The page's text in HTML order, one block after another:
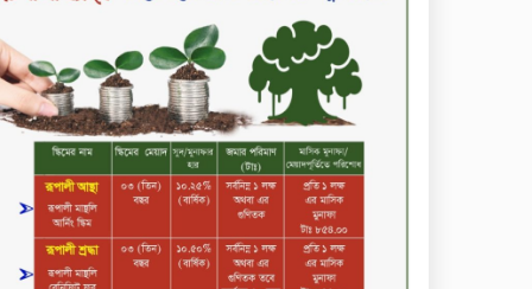
কমিউনিটি ব্যাংক বাংলাদেশ
শিক্ষার্থীদের জন্য দারাজে
এক্সক্লুসিভ ডিসকাউন্ট নিয়ে আসছে
রিয়েলমি সি১০০এক্স
পরিবারের কাছে কিশোরের
কান্নাজড়িত কণ্ঠ শোনিয়ে ১২ লাখ
টাকা মুক্তিপণ দাবি, টাকা না পেয়ে
শ্বাসরোধে হত্যা—আলোচিত
রাফিজ হত্যা মামলার অন্যতম
আসামি গাজীপুর থেকে গ্রেফতার